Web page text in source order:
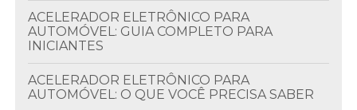
ACELERADOR ELETRÔNICO PARA
AUTOMÓVEL: GUIA COMPLETO PARA
INICIANTES
ACELERADOR ELETRÔNICO PARA
AUTOMÓVEL: O QUE VOCÊ PRECISA SABER